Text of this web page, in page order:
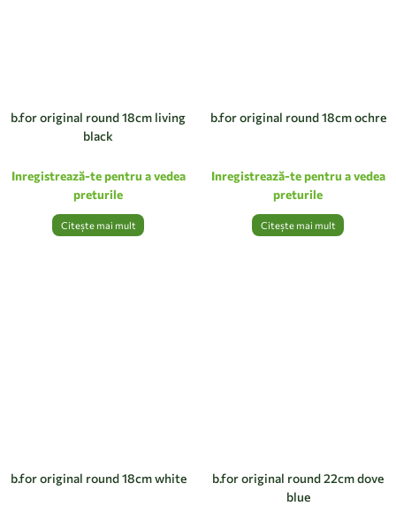
b.for original round 18cm living
black
Inregistrează-te pentru a vedea
preturile
Citește mai mult
b.for original round 18cm ochre
Inregistrează-te pentru a vedea
preturile
Citește mai mult
b.for original round 18cm white
b.for original round 22cm dove
blue